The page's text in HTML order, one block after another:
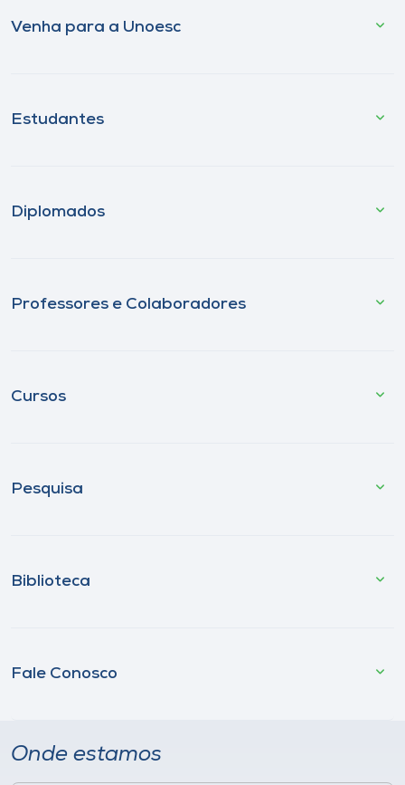
Venha para a Unoesc
Estudantes
Diplomados
Professores e Colaboradores
Cursos
Pesquisa
Biblioteca
Fale Conosco
Onde estamos